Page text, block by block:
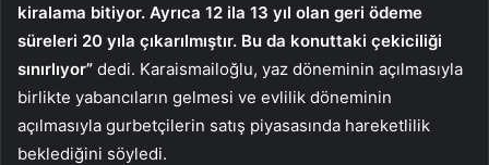
kiralama bitiyor. Ayrıca 12 ila 13 yıl olan geri ödeme
süreleri 20 yıla çıkarılmıştır. Bu da konuttaki çekiciliği
sınırlıyor” dedi. Karaismailoğlu, yaz döneminin açılmasıyla
birlikte yabancıların gelmesi ve evlilik döneminin
açılmasıyla gurbetçilerin satış piyasasında hareketlilik
beklediğini söyledi.